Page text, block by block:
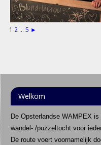
1 2 ... 5 ►
Welkom
De Opsterlandse WAMPEX
wandel- /puzzeltocht voor
De route voert voornamelijk